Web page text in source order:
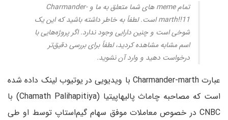
تمام meme های شما متعلق به ما و Charmander-
marth!!11 است. لطفاً به خاطر داشته باشید که این یک
شوخی است و چنین دارایی وجود ندارد. اگر پروژه‌هایی با
اسم مشابه مشاهده کردید، لطفاً برای بررسی دقیق‌تر
درخواست دهید و وارد آن نشوید.
عبارت Charmander-marth با ویدیویی در یوتیوب لینک داده شده
است که مصاحبه چاماث پالیهاپیتیا (Chamath Palihapitiya) با
CNBC در خصوص معاملات موفق سهام گیم‌استاپ توسط او طی